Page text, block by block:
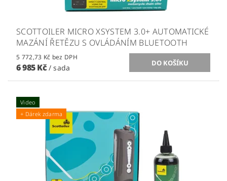
SCOTTOILER MICRO XSYSTEM 3.0+ AUTOMATICKÉ
MAZÁNÍ ŘETĚZU S OVLÁDÁNÍM BLUETOOTH
5 772,73 Kč bez DPH
6 985 Kč / sada
Video
+ Dárek zdarma